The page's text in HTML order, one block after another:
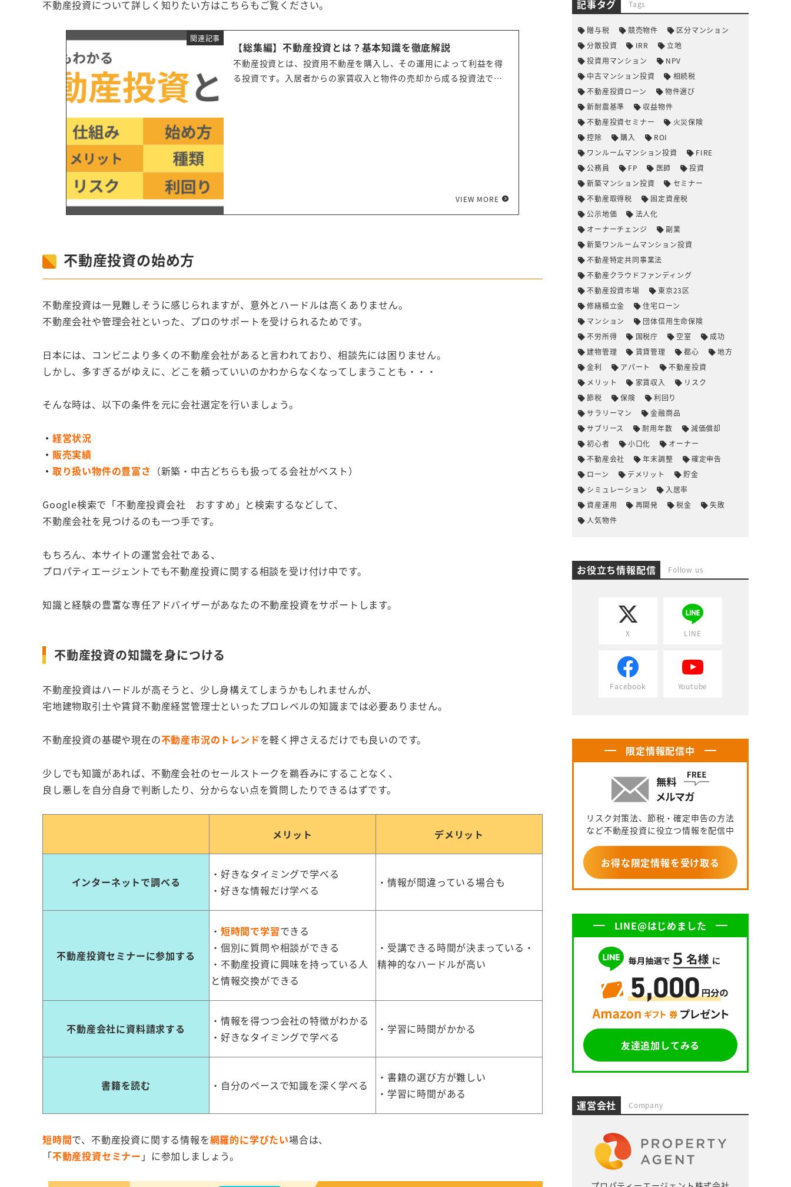
不動産投資について詳しく知りたい方はこちらもご覧ください。
関連記事
【総集編】不動産投資とは？基本知識を徹底解説
不動産投資とは、投資用不動産を購入し、その運用によって利益を得
る投資です。入居者からの家賃収入と物件の売却から成る投資法です
VIEW MORE
不動産投資の始め方
不動産投資は一見難しそうに感じられますが、意外とハードルは高くありません。
不動産会社や管理会社といった、プロのサポートを受けられるためです。
日本には、コンビニより多くの不動産会社があると言われており、相談先には困りません。
しかし、多すぎるがゆえに、どこを頼っていいのかわからなくなってしまうことも・・・
そんな時は、以下の条件を元に会社選定を行いましょう。
・ 経営状況
・ 販売実績
・ 取り扱い物件の豊富さ （新築・中古どちらも扱ってる会社がベスト）
Google検索で「不動産投資会社 おすすめ」と検索するなどして、
不動産会社を見つけるのも一つ手です。
もちろん、本サイトの運営会社である、
プロパティエージェントでも不動産投資に関する相談を受け付け中です。
知識と経験の豊富な専任アドバイザーがあなたの不動産投資をサポートします。
不動産投資の知識を身につける
不動産投資はハードルが高そうと、少し身構えてしまうかもしれませんが、
宅地建物取引士や賃貸不動産経営管理士といったプロレベルの知識までは必要ありません。
不動産投資の基礎や現在の不動産市況のトレンドを軽く押さえるだけでも良いのです。
少しでも知識があれば、不動産会社のセールストークを鵜呑みにすることなく、
良し悪しを自分自身で判断したり、分からない点を質問したりできるはずです。
メリット デメリット
インターネットで調べる
・好きなタイミングで学べる
・好きな情報だけ学べる
・情報が間違っている場合も
不動産投資セミナーに参加する
・ 短時間で学習できる
・個別に質問や相談ができる
・不動産投資に興味を持っている人
と情報交換ができる
・受講できる時間が決まっている・
精神的なハードルが高い
不動産会社に資料請求する
・情報を得つつ会社の特徴がわかる
・好きなタイミングで学べる
・学習に時間がかかる
書籍を読む ・自分のペースで知識を深く学べる
・書籍の選び方が難しい
・学習に時間がある
短時間で、不動産投資に関する情報を網羅的に学びたい場合は、
「不動産投資セミナー 」に参加しましょう。
記事タグ Tags
贈与税 競売物件
区分マンション
分散投資
IRR
立地
投資用マンション
NPV
中古マンション投資
相続税
不動産投資ローン
物件選び
新耐震基準
収益物件
不動産投資セミナー
火災保険
控除
購入
ROI
ワンルームマンション投資
FIRE
公務員
FP 医師
投資
新築マンション投資
セミナー
不動産取得税
固定資産税
公示地価
法人化
オーナーチェンジ
副業
新築ワンルームマンション投資
不動産特定共同事業法
不動産クラウドファンディング
不動産投資市場
東京23区
修繕積立金
住宅ローン
マンション
団体信用生命保険
不労所得
国税庁 空室
成功
建物管理
賃貸管理 都心
地方
金利
アパート
不動産投資
メリット
家賃収入
リスク
節税
保険
利回り
サラリーマン
金融商品
サブリース
耐用年数
減価償却
初心者
小口化
オーナー
不動産会社
年末調整
確定申告
ローン
デメリット
貯金
シミュレーション
入居率
資産運用
再開発 税金
失敗
人気物件
お役立ち情報配信 Follow us
X LINE
Facebook Youtube
限定情報配信中
リスク対策法、節税・確定申告の方法
など不動産投資に役立つ情報を配信中
お得な限定情報を受け取る
LINE@はじめました
友達追加してみる
運営会社 Company